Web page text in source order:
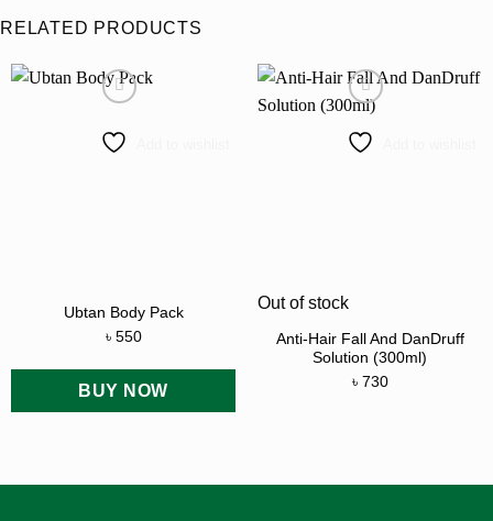
RELATED PRODUCTS
Ubtan Body Pack
৳550
BUY NOW
Out of stock
Anti-Hair Fall And DanDruff
Solution (300ml)
৳730